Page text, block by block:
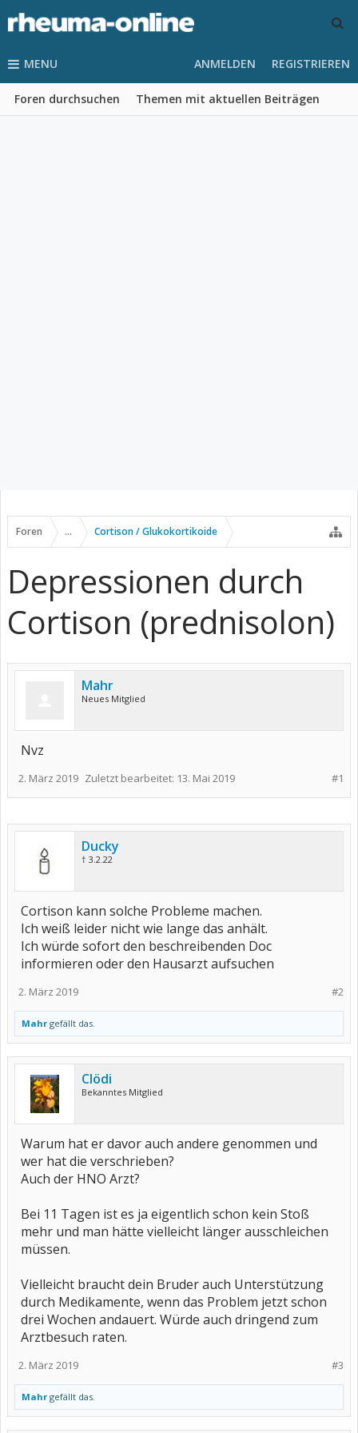
MENU
Foren durchsuchen Themen mit aktuellen Beiträgen
ANMELDEN REGISTRIEREN
Foren ... Cortison / Glukokortikoide
Depressionen durch
Cortison (prednisolon)
Mahr
Neues Mitglied
Nvz
#1
2. März 2019 Zuletzt bearbeitet: 13. Mai 2019
Ducky
† 3.2.22
Cortison kann solche Probleme machen.
Ich weiß leider nicht wie lange das anhält.
Ich würde sofort den beschreibenden Doc
informieren oder den Hausarzt aufsuchen
#2
2. März 2019
Mahr gefällt das.
Clödi
Bekanntes Mitglied
Warum hat er davor auch andere genommen und
wer hat die verschrieben?
Auch der HNO Arzt?
Bei 11 Tagen ist es ja eigentlich schon kein Stoß
mehr und man hätte vielleicht länger ausschleichen
müssen.
Vielleicht braucht dein Bruder auch Unterstützung
durch Medikamente, wenn das Problem jetzt schon
drei Wochen andauert. Würde auch dringend zum
Arztbesuch raten.
#3
2. März 2019
Mahr gefällt das.